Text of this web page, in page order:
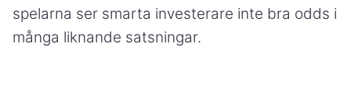
spelarna ser smarta investerare inte bra odds i
många liknande satsningar.